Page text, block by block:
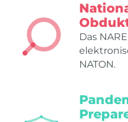
Das
NATON.